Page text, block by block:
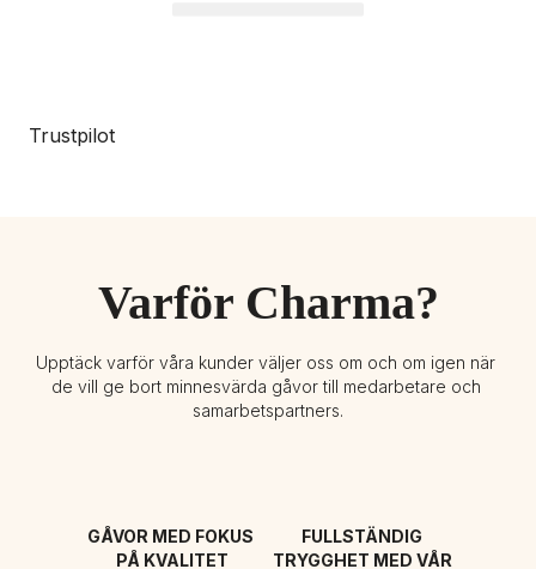
Trustpilot
Varför Charma?
Upptäck varför våra kunder väljer oss om och om igen när
de vill ge bort minnesvärda gåvor till medarbetare och
samarbetspartners.
GÅVOR MED FOKUS
PÅ KVALITET
FULLSTÄNDIG
TRYGGHET MED VÅR